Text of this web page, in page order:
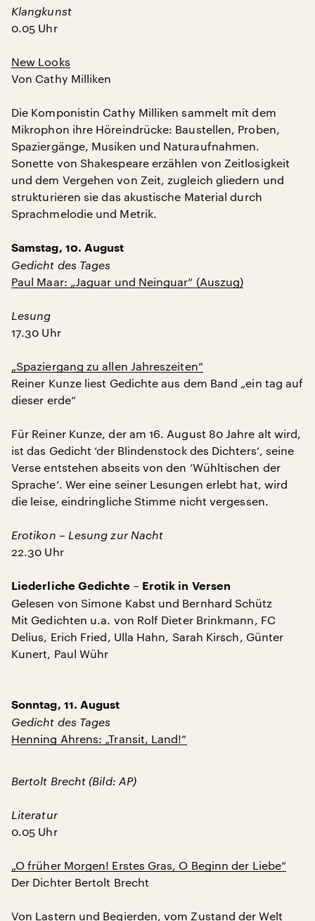
Klangkunst
0.05 Uhr
New Looks
Von Cathy Milliken
Die Komponistin Cathy Milliken sammelt mit dem
Mikrophon ihre Höreindrücke: Baustellen, Proben,
Spaziergänge, Musiken und Naturaufnahmen.
Sonette von Shakespeare erzählen von Zeitlosigkeit
und dem Vergehen von Zeit, zugleich gliedern und
strukturieren sie das akustische Material durch
Sprachmelodie und Metrik.
Samstag, 10. August
Gedicht des Tages
Paul Maar: „Jaguar und Neinguar“ (Auszug)
Lesung
17.30 Uhr
„Spaziergang zu allen Jahreszeiten“
Reiner Kunze liest Gedichte aus dem Band „ein tag auf
dieser erde“
Für Reiner Kunze, der am 16. August 80 Jahre alt wird,
ist das Gedicht ‘der Blindenstock des Dichters‘, seine
Verse entstehen abseits von den ‘Wühltischen der
Sprache‘. Wer eine seiner Lesungen erlebt hat, wird
die leise, eindringliche Stimme nicht vergessen.
Erotikon – Lesung zur Nacht
22.30 Uhr
Liederliche Gedichte – Erotik in Versen
Gelesen von Simone Kabst und Bernhard Schütz
Mit Gedichten u.a. von Rolf Dieter Brinkmann, FC
Delius, Erich Fried, Ulla Hahn, Sarah Kirsch, Günter
Kunert, Paul Wühr
Sonntag, 11. August
Gedicht des Tages
Henning Ahrens: „Transit, Land!“
Bertolt Brecht (Bild: AP)
Literatur
0.05 Uhr
„O früher Morgen! Erstes Gras, O Beginn der Liebe“
Der Dichter Bertolt Brecht
Von Lastern und Begierden, vom Zustand der Welt